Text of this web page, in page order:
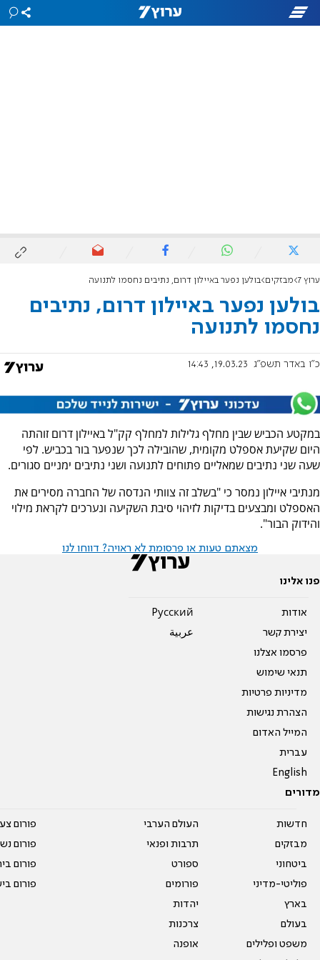
ערוץ 7 מבזקים בולען נפער באיילון דרום, נתיבים נחסמו לתנועה
בולען נפער באיילון דרום, נתיבים
נחסמו לתנועה
כ"ו באדר תשפ"ג 19.03.23, 14:43
במקטע הכביש שבין מחלף גלילות למחלף קק"ל באיילון דרום זוהתה
היום שקיעת אספלט מקומית, שהובילה לכך שנפער בור בכביש. לפי
שעה שני נתיבים שמאליים פתוחים לתנועה ושני נתיבים ימניים סגורים.
מנתיבי איילון נמסר כי "בשלב זה צוותי הנדסה של החברה מסירים את
האספלט ומבצעים בדיקות לזיהוי סיבת השקיעה ונערכים לקראת מילוי
והידוק הבור".
מצאתם טעות או פרסומת לא ראויה? דווחו לנו
פנו אלינו
אודות
יצירת קשר
פרסמו אצלנו
תנאי שימוש
מדיניות פרטיות
הצהרת נגישות
המייל האדום
עברית
English
Pусский
عربية
מדורים
חדשות
מבזקים
ביטחוני
פוליטי-מדיני
בארץ
בעולם
משפט ופלילים
העולם הערבי
תרבות ופנאי
ספורט
פורומים
יהדות
צרכנות
אופנה
פורום
פורום
פורום
פורום